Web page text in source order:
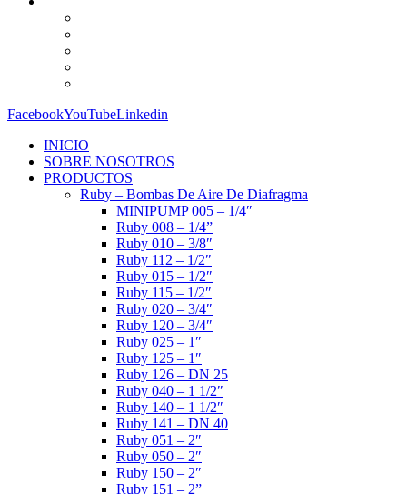
FacebookYouTubeLinkedin
INICIO
SOBRE NOSOTROS
PRODUCTOS
Ruby – Bombas De Aire De Diafragma
MINIPUMP 005 – 1/4″
Ruby 008 – 1/4”
Ruby 010 – 3/8″
Ruby 112 – 1/2″
Ruby 015 – 1/2″
Ruby 115 – 1/2″
Ruby 020 – 3/4″
Ruby 120 – 3/4″
Ruby 025 – 1″
Ruby 125 – 1″
Ruby 126 – DN 25
Ruby 040 – 1 1/2″
Ruby 140 – 1 1/2″
Ruby 141 – DN 40
Ruby 051 – 2″
Ruby 050 – 2″
Ruby 150 – 2″
Ruby 151 – 2”